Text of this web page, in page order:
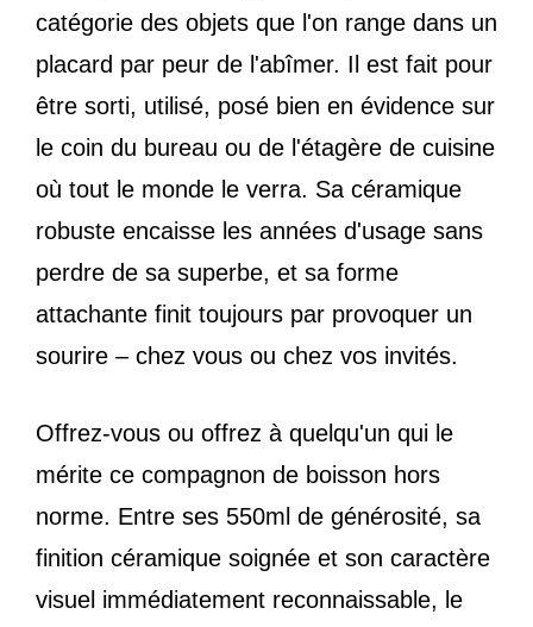
catégorie des objets que l'on range dans un
placard par peur de l'abîmer. Il est fait pour
être sorti, utilisé, posé bien en évidence sur
le coin du bureau ou de l'étagère de cuisine
où tout le monde le verra. Sa céramique
robuste encaisse les années d'usage sans
perdre de sa superbe, et sa forme
attachante finit toujours par provoquer un
sourire – chez vous ou chez vos invités.
Offrez-vous ou offrez à quelqu'un qui le
mérite ce compagnon de boisson hors
norme. Entre ses 550ml de générosité, sa
finition céramique soignée et son caractère
visuel immédiatement reconnaissable, le